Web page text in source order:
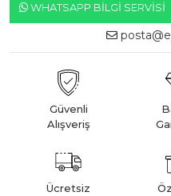
WHATSAPP BILGI SERVISI
Güvenli
Alışveriş
Ücretsiz